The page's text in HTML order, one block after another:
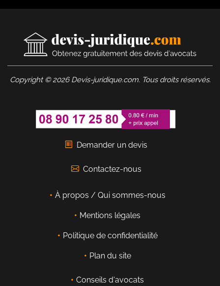
Copyright © 2026 Devis-juridique.com. Tous droits réservés.
Demander un devis
Contactez-nous
À propos / Qui sommes-nous
Mentions légales
Politique de confidentialité
Plan du site
Conseils d'avocats